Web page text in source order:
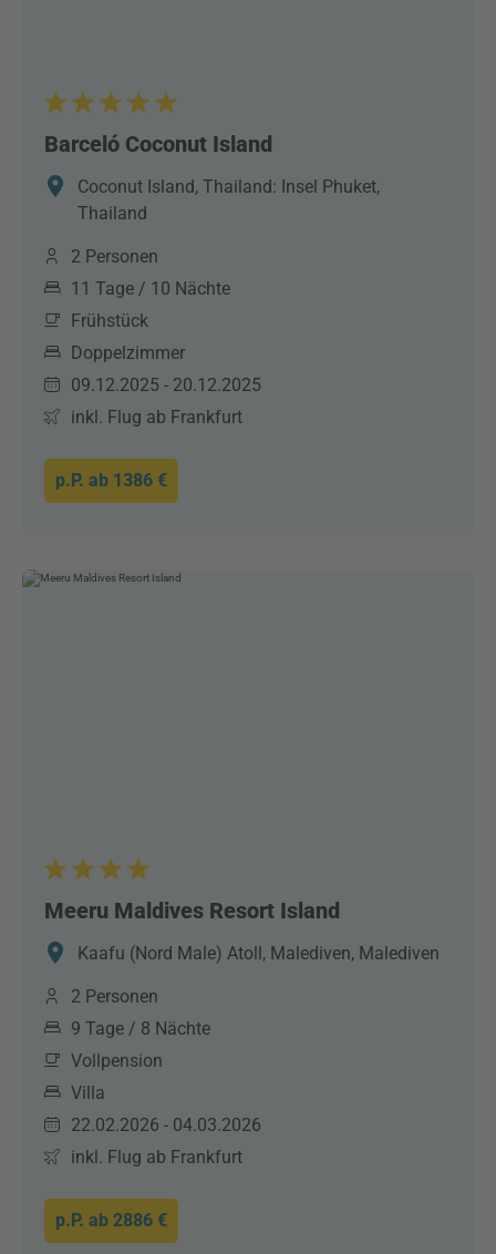
Barceló Coconut Island
Coconut Island, Thailand: Insel Phuket,
Thailand
2 Personen
11 Tage / 10 Nächte
Frühstück
Doppelzimmer
09.12.2025 - 20.12.2025
inkl. Flug ab Frankfurt
p.P. ab 1386 €
Meeru Maldives Resort Island
Kaafu (Nord Male) Atoll, Malediven, Malediven
2 Personen
9 Tage / 8 Nächte
Vollpension
Villa
22.02.2026 - 04.03.2026
inkl. Flug ab Frankfurt
p.P. ab 2886 €